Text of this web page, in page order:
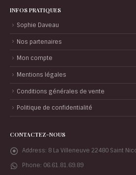
INFOS PRATIQUES
Sophie Daveau
Nos partenaires
Mon compte
Mentions légales
Conditions générales de vente
Politique de confidentialité
CONTACTEZ-NOUS
Address: 8 La Villeneuve 22480 Saint
Phone: 06.61.81.69.89